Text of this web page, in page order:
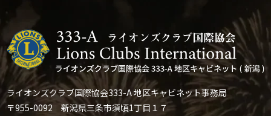
ライオンズクラブ国際協会333-A 地区キャビネット事務局
〒955-0092 新潟県三条市須頃1丁目１７